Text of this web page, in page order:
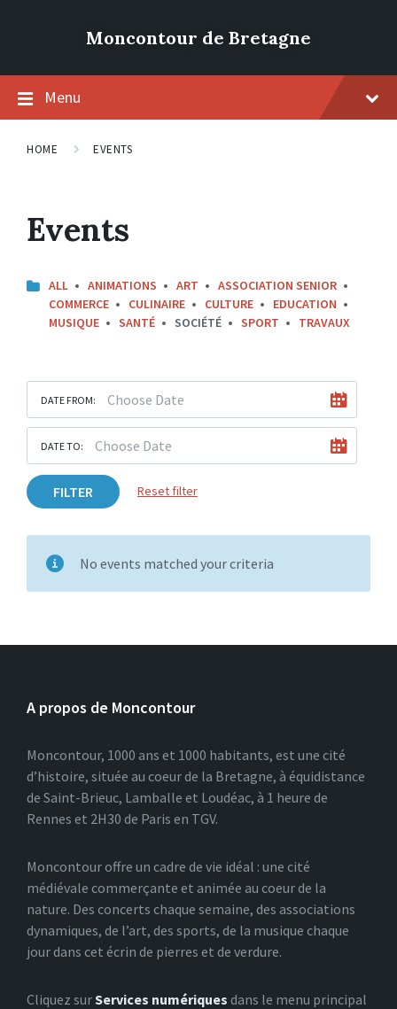
Moncontour de Bretagne
Menu
HOME EVENTS
Events
CATEGORIES:
ALL ANIMATIONS ART
ASSOCIATION SENIOR
COMMERCE
CULINAIRE CULTURE
EDUCATION
MUSIQUE
SANTÉ SOCIÉTÉ SPORT TRAVAUX
DATE FROM:
DATE TO:
FILTER Reset filter
No events matched your criteria
A propos de Moncontour
Moncontour, 1000 ans et 1000 habitants, est une cité
d’histoire, située au coeur de la Bretagne, à équidistance
de Saint-Brieuc, Lamballe et Loudéac, à 1 heure de
Rennes et 2H30 de Paris en TGV.
Moncontour offre un cadre de vie idéal : une cité
médiévale commerçante et animée au coeur de la
nature. Des concerts chaque semaine, des associations
dynamiques, de l’art, des sports, de la musique chaque
jour dans cet écrin de pierres et de verdure.
Cliquez surServices numériques dans le menu principal